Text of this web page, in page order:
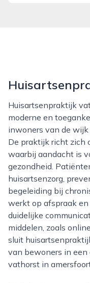
Huisartsenpraktijk vathorst in amersfoort is een
moderne en
inwoners van de
De praktijk richt zich
waarbij aandacht is
gezondheid.
huisartsenzorg,
begeleiding bij
werkt op afspraak
duidelijke
middelen, zoals
sluit
van bewoners in een
vathorst in